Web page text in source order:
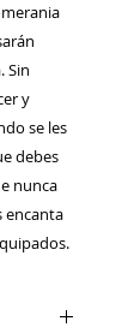
Sin
y
se les
debes
nunca
encanta